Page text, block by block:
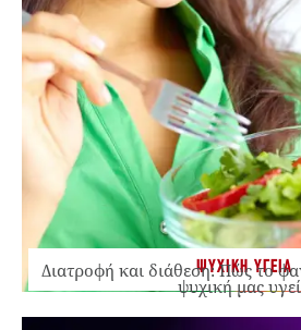
ΨΥΧΙΚΗ ΥΓΕΙΑ
Διατροφή και διάθεση: Πώς το
ψυχική μας